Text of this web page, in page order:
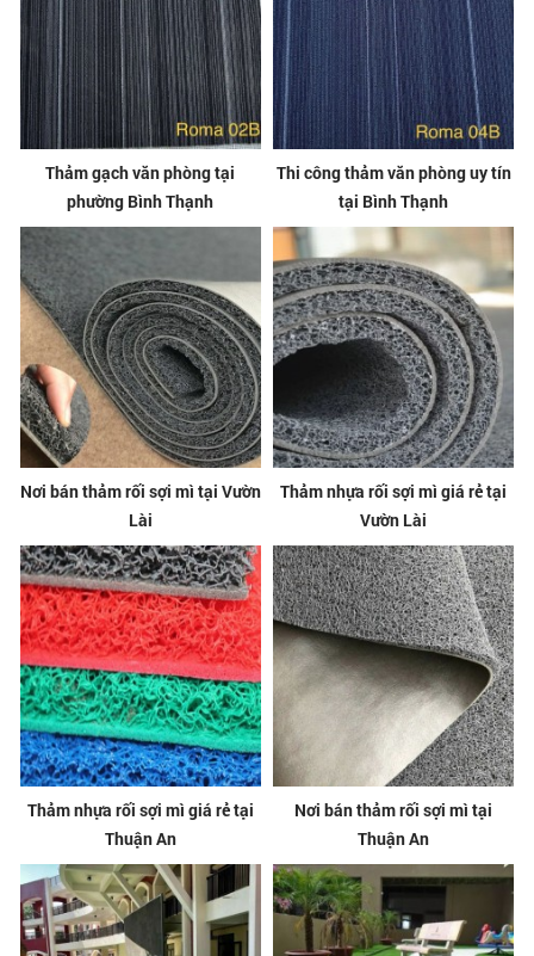
Thảm gạch văn phòng tại
phường Bình Thạnh
Thi công thảm văn phòng uy tín
tại Bình Thạnh
Nơi bán thảm rối sợi mì tại Vườn
Lài
Thảm nhựa rối sợi mì giá rẻ tại
Vườn Lài
Thảm nhựa rối sợi mì giá rẻ tại
Thuận An
Nơi bán thảm rối sợi mì tại
Thuận An